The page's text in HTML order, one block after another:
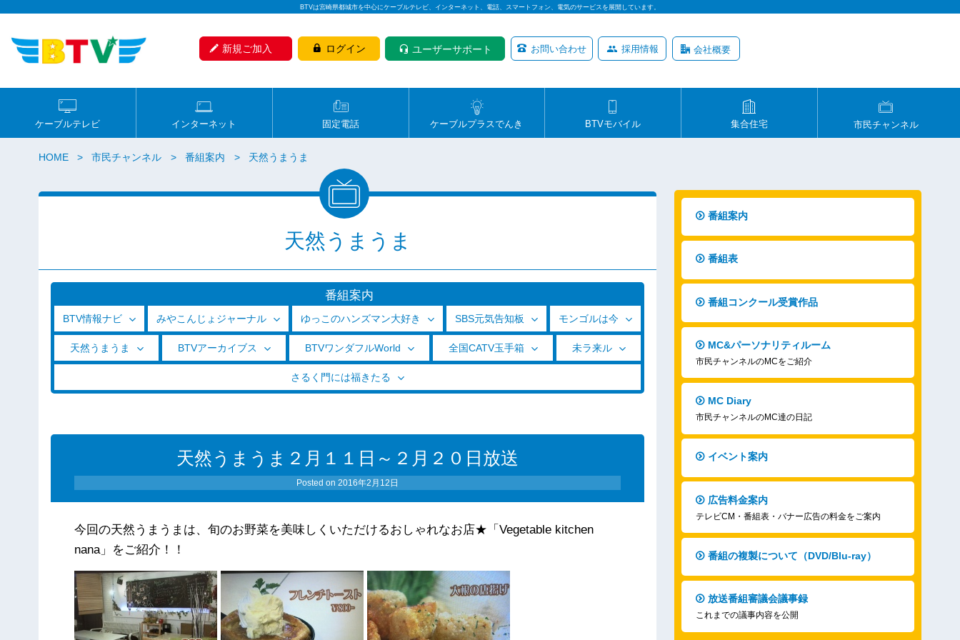
BTVは宮崎県都城市を中心にケーブルテレビ、インターネット、電話、スマートフォン、電気のサービスを展開しています。
新規ご加入 ログイン ユーザーサポート お問い合わせ 採用情報 会社概要
ケーブルテレビ インターネット 固定電話 ケーブルプラスでんき BTVモバイル 集合住宅 市民チャンネル
HOME 市民チャンネル 番組案内 天然うまうま
天然うまうま
番組案内
BTV情報ナビ みやこんじょジャーナル ゆっこのハンズマン大好き SBS元気告知板 モンゴルは今
天然うまうま BTVアーカイブス BTVワンダフルWorld 全国CATV玉手箱 未ラ来ル
さるく門には福きたる
天然うまうま２月１１日～２月２０日放送
Posted on2016年2月12日
今回の天然うまうまは、旬のお野菜を美味しくいただけるおしゃれなお店★「Vegetable kitchen
nana」をご紹介！！
番組案内
番組表
番組コンクール受賞作品
MC&パーソナリティルーム
市民チャンネルのMCをご紹介
MC Diary
市民チャンネルのMC達の日記
イベント案内
広告料金案内
テレビCM・番組表・バナー広告の料金をご案内
番組の複製について（DVD/Blu-ray）
放送番組審議会議事録
これまでの議事内容を公開